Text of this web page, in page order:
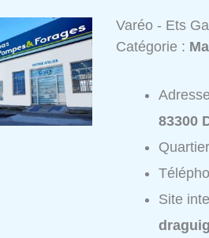
Varéo - Ets
Catégorie :
83300
Site